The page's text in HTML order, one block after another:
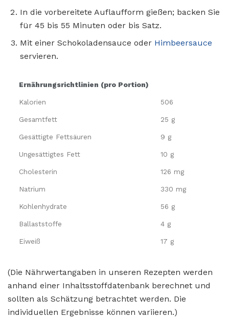
In die vorbereitete Auflaufform gießen; backen Sie
für 45 bis 55 Minuten oder bis Satz.
Mit einer Schokoladensauce oder Himbeersauce
servieren.
Ernährungsrichtlinien (pro Portion)
Kalorien 506
Gesamtfett 25 g
Gesättigte Fettsäuren 9 g
Ungesättigtes Fett 10 g
Cholesterin 126 mg
Natrium 330 mg
Kohlenhydrate 56 g
Ballaststoffe 4 g
Eiweiß 17 g
(Die Nährwertangaben in unseren Rezepten werden
anhand einer Inhaltsstoffdatenbank berechnet und
sollten als Schätzung betrachtet werden. Die
individuellen Ergebnisse können variieren.)